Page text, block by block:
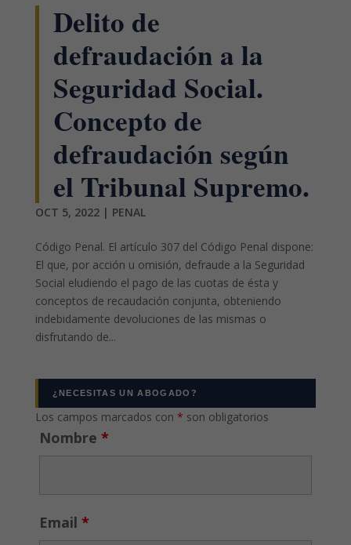
Delito de
defraudación a la
Seguridad Social.
Concepto de
defraudación según
el Tribunal Supremo.
OCT 5, 2022| PENAL
Código Penal. El artículo 307 del Código Penal dispone:
El que, por acción u omisión, defraude a la Seguridad
Social eludiendo el pago de las cuotas de ésta y
conceptos de recaudación conjunta, obteniendo
indebidamente devoluciones de las mismas o
disfrutando de...
¿NECESITAS UN ABOGADO?
Los campos marcados con * son obligatorios
Nombre *
Email *